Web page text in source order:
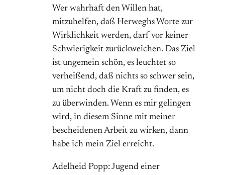
Wer wahrhaft den Willen hat,
mitzuhelfen, daß Herweghs Worte zur
Wirklichkeit werden, darf vor keiner
Schwierigkeit zurückweichen. Das Ziel
ist ungemein schön, es leuchtet so
verheißend, daß nichts so schwer sein,
um nicht doch die Kraft zu finden, es
zu überwinden. Wenn es mir gelingen
wird, in diesem Sinne mit meiner
bescheidenen Arbeit zu wirken, dann
habe ich mein Ziel erreicht.
Adelheid Popp: Jugend einer